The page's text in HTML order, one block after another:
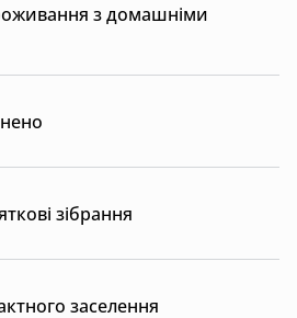
з домашніми
зібрання
заселення